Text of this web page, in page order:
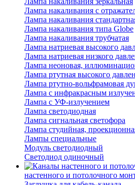
Лампа накаливания с
Лампа накаливания
Лампа накаливания типа Globe
Лампа накаливания трубчатая
Лампа натриевая высокого
Лампа натриевая низкого
Лампа неоновая,
Лампа ртутная высокого
Лампа ртутно-вольфрамовая
Лампа с инфракрасным
Лампа с УФ-излучением
Лампа светодиодная
Лампа сигнальная светофора
Лампа студийная,
Лампы специальные
Модуль светодиодный
Светодиод одиночный
настенного и потолочного